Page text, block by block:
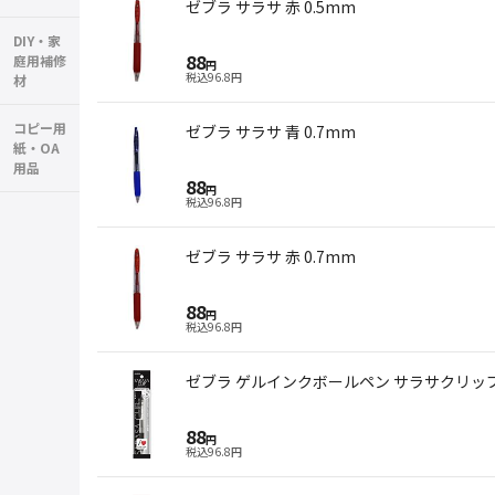
DIY・家
庭用補修
材
コピー用
紙・OA
用品
ゼブラ サラサ 赤 0.5mm
88円
税込96.8円
ゼブラ サラサ 青 0.7mm
88円
税込96.8円
ゼブラ サラサ 赤 0.7mm
88円
税込96.8円
ゼブラ ゲルインクボールペン サラサクリッ
88円
税込96.8円